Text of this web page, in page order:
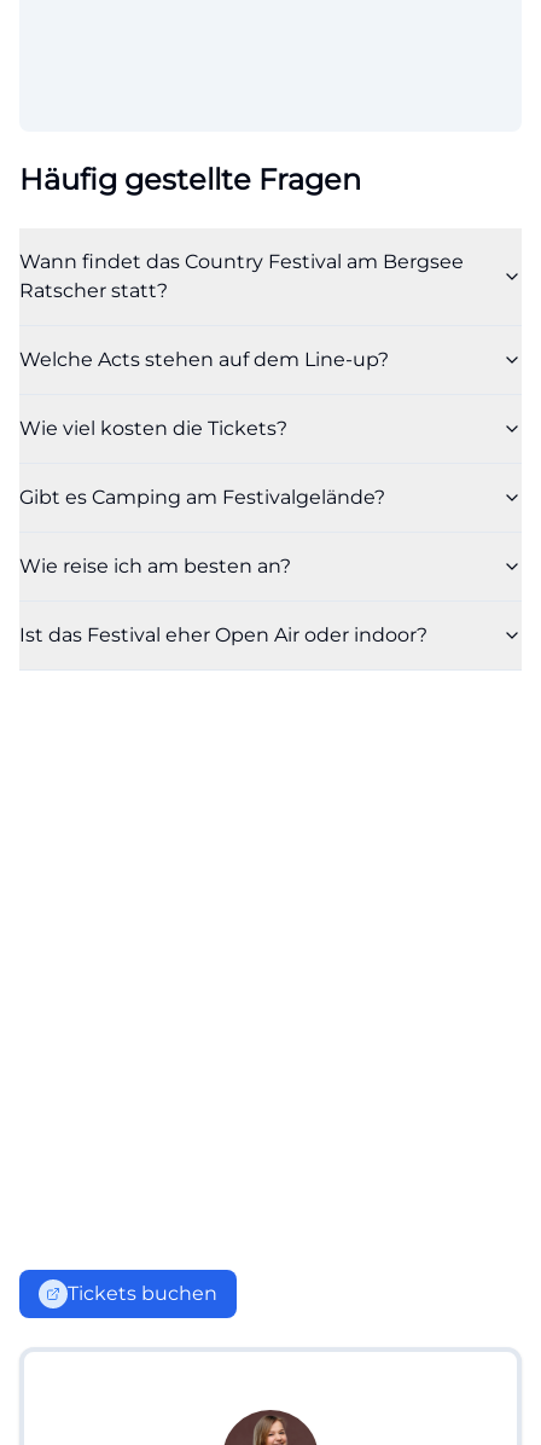
Häufig gestellte Fragen
Wann findet das Country Festival am Bergsee
Ratscher statt?
Welche Acts stehen auf dem Line-up?
Wie viel kosten die Tickets?
Gibt es Camping am Festivalgelände?
Wie reise ich am besten an?
Ist das Festival eher Open Air oder indoor?
Tickets buchen